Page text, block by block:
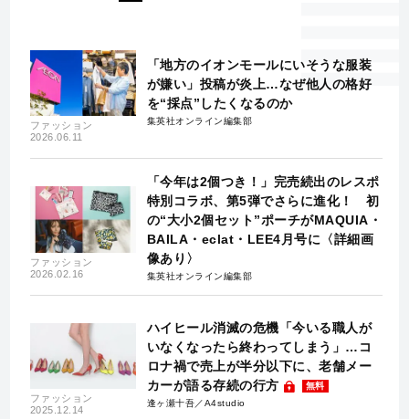
ファッション
2026.06.11
「地方のイオンモールにいそうな服装
が嫌い」投稿が炎上…なぜ他人の格好
を“採点”したくなるのか
集英社オンライン編集部
ファッション
2026.02.16
「今年は2個つき！」完売続出のレスポ
特別コラボ、第5弾でさらに進化！ 初
の“大小2個セット”ポーチがMAQUIA・
BAILA・eclat・LEE4月号に〈詳細画
像あり〉
集英社オンライン編集部
ファッション
2025.12.14
ハイヒール消滅の危機「今いる職人が
いなくなったら終わってしまう」…コ
ロナ禍で売上が半分以下に、老舗メー
カーが語る存続の行方
無料
逢ヶ瀬十吾／A4studio